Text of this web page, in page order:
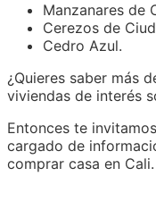
Manzanares de
Cerezos de
Cedro Azul.
¿Quieres saber más
viviendas de interés
Entonces te
cargado de
comprar casa en Cali.